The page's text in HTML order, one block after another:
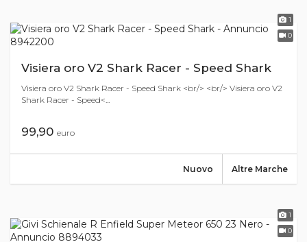
1
0
Visiera oro V2 Shark Racer - Speed Shark
Visiera oro V2 Shark Racer - Speed Shark <br/> <br/> Visiera oro V2
Shark Racer - Speed<...
99,90 euro
Altre Marche
Nuovo
1
0